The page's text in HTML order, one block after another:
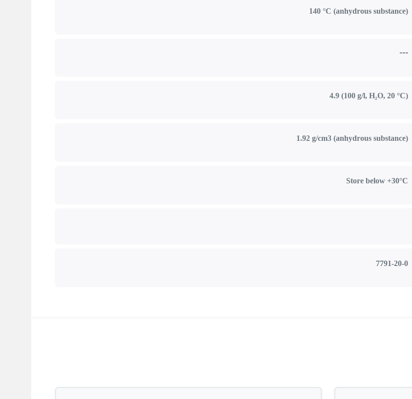
140 °C (anhydrous substance)
---
4.9 (100 g/l, H₂O, 20 °C)
1.92 g/cm3 (anhydrous substance)
Store below +30°C
7791-20-0